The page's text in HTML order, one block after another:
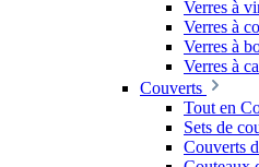
Verres à
Verres à
Verres à
Verres à
Couverts
Tout en
Sets de
Couverts